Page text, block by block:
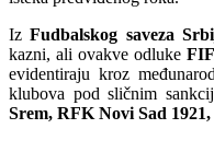
IzFudbalskog saveza
kazni, ali ovakve odluke
evidentiraju kroz
klubova pod sličnim
Srem, RFK Novi Sad